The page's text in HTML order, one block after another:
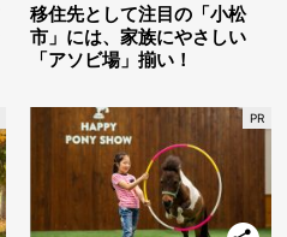
移住先として注目の「小松
市」には、家族にやさしい
「アソビ場」揃い！